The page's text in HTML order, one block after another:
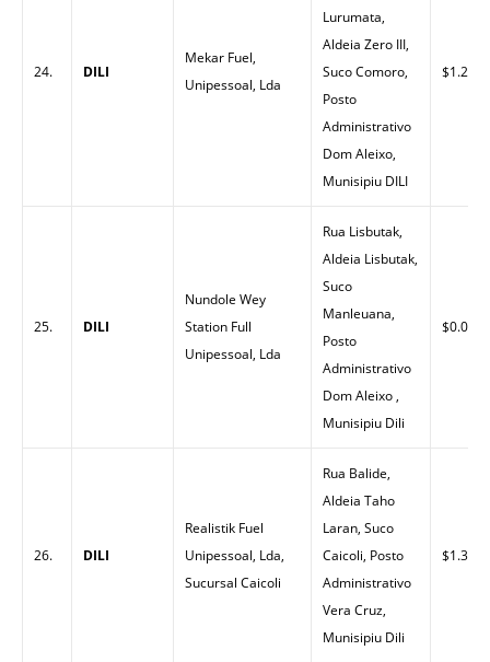
24. DILI
Mekar Fuel,
Unipessoal, Lda
Lurumata,
Aldeia Zero III,
Suco Comoro,
Posto
Administrativo
Dom Aleixo,
Munisipiu DILI
$1.26
25. DILI
Nundole Wey
Station Full
Unipessoal, Lda
Rua Lisbutak,
Aldeia Lisbutak,
Suco
Manleuana,
Posto
Administrativo
Dom Aleixo ,
Munisipiu Dili
$0.00
26. DILI
Realistik Fuel
Unipessoal, Lda,
Sucursal Caicoli
Rua Balide,
Aldeia Taho
Laran, Suco
Caicoli, Posto
Administrativo
Vera Cruz,
Munisipiu Dili
$1.30